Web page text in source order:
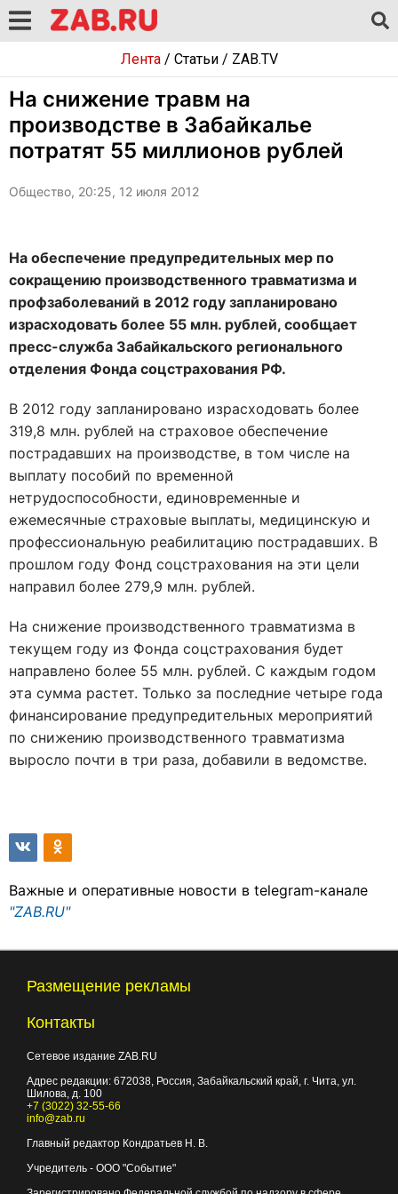
Лента/ Статьи/ ZAB.TV
На снижение травм на
производстве в Забайкалье
потратят 55 миллионов рублей
Общество, 20:25, 12 июля 2012
На обеспечение предупредительных мер по
сокращению производственного травматизма и
профзаболеваний в 2012 году запланировано
израсходовать более 55 млн. рублей, сообщает
пресс-служба Забайкальского регионального
отделения Фонда соцстрахования РФ.
В 2012 году запланировано израсходовать более
319,8 млн. рублей на страховое обеспечение
пострадавших на производстве, в том числе на
выплату пособий по временной
нетрудоспособности, единовременные и
ежемесячные страховые выплаты, медицинскую и
профессиональную реабилитацию пострадавших. В
прошлом году Фонд соцстрахования на эти цели
направил более 279,9 млн. рублей.
На снижение производственного травматизма в
текущем году из Фонда соцстрахования будет
направлено более 55 млн. рублей. С каждым годом
эта сумма растет. Только за последние четыре года
финансирование предупредительных мероприятий
по снижению производственного травматизма
выросло почти в три раза, добавили в ведомстве.
Важные и оперативные новости в telegram-канале
"ZAB.RU"
Размещение рекламы
Контакты
Сетевое издание ZAB.RU
Адрес редакции: 672038, Россия, Забайкальский край, г. Чита, ул.
Шилова, д. 100
+7 (3022) 32-55-66
info@zab.ru
Главный редактор Кондратьев Н. В.
Учредитель - ООО "Событие"